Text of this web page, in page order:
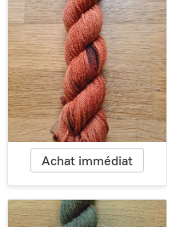
Achat immédiat